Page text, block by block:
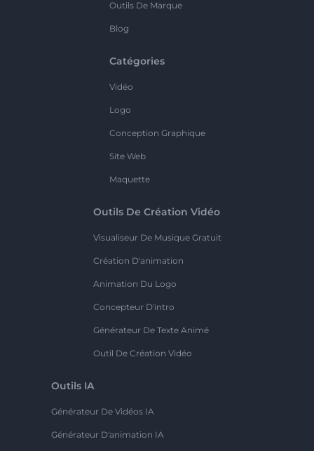
Outils De Marque
Blog
Catégories
Vidéo
Logo
Conception Graphique
Site Web
Maquette
Outils De Création Vidéo
Visualiseur De Musique Gratuit
Création D'animation
Animation Du Logo
Concepteur D'intro
Générateur De Texte Animé
Outil De Création Vidéo
Outils IA
Générateur De Vidéos IA
Générateur D'animation IA